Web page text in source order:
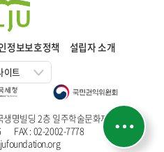
퀵메뉴
재단정보보호정책 설립자 소개
이트
명빌딩 2층 일주학술문화재단
FAX : 02-2002-7778